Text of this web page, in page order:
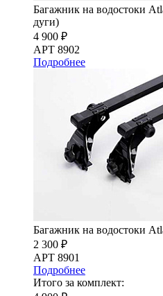
Багажник на водостоки
дуги)
4 900 ₽
АРТ 8902
Подробнее
Багажник на водостоки
2 300 ₽
АРТ 8901
Подробнее
Итого за комплект: